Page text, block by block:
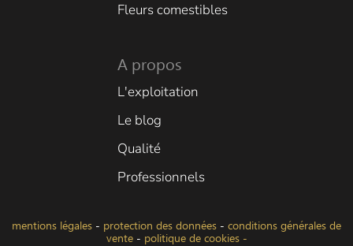
Fleurs comestibles
A propos
L'exploitation
Le blog
Qualité
Professionnels
mentions légales - protection des données - conditions générales de
vente- politique de cookies -